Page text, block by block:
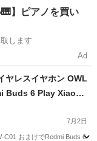
🎹】ピアノを買い
します
Ad
レスイヤホン OWL
Buds 6 Play Xiaomi
付 BT イヤホン
7月2日
おまけでRedmi Buds 6